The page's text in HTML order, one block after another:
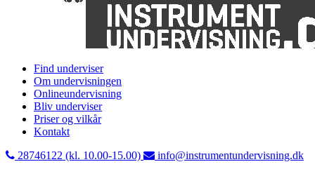
Find underviser
Om undervisningen
Onlineundervisning
Bliv underviser
Priser og vilkår
Kontakt
28746122 (kl. 10.00-15.00)
info@instrumentundervisning.dk